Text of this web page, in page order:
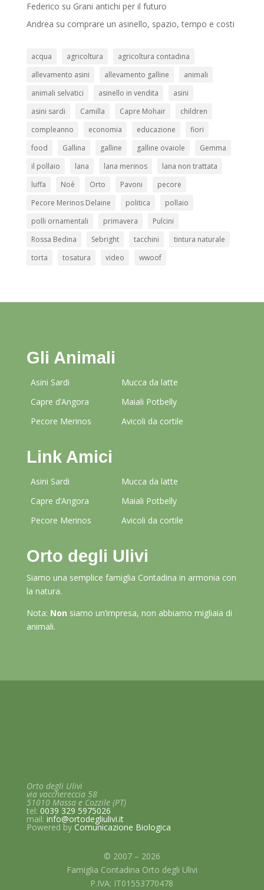
Federico su Grani antichi per il futuro
Andrea su comprare un asinello, spazio, tempo e costi
acqua agricoltura
agricoltura contadina
allevamento asini
allevamento galline
animali
animali selvatici
asinello in vendita
asini
asini sardi
Camilla Capre Mohair
children
compleanno
economia educazione
fiori
food
Gallina galline galline ovaiole
Gemma
il pollaio
lana lana merinos
lana non trattata
luffa
Noè Orto Pavoni
pecore
Pecore Merinos Delaine
politica
pollaio
polli ornamentali
primavera
Pulcini
Rossa Bedina
Sebright tacchini
tintura naturale
torta
tosatura video wwoof
Gli Animali
Asini Sardi
Capre d’Angora
Pecore Merinos
Mucca da latte
Maiali Potbelly
Avicoli da cortile
Link Amici
Asini Sardi
Capre d’Angora
Pecore Merinos
Mucca da latte
Maiali Potbelly
Avicoli da cortile
Orto degli Ulivi
Siamo una semplice famiglia Contadina in armonia con
la natura.
Nota: Non siamo un’impresa, non abbiamo migliaia di
animali.
Orto degli Ulivi
via vacchereccia 58
51010 Massa e Cozzile (PT)
tel: 0039 329 5975026
mail: info@ortodegliulivi.it
Powered by Comunicazione Biologica
© 2007 – 2026
Famiglia Contadina Orto degli Ulivi
P.IVA: IT01553770478